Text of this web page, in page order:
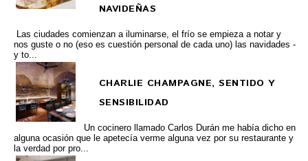
NAVIDEÑAS
Las ciudades comienzan a iluminarse, el frío se empieza a notar y
nos guste o no (eso es cuestión personal de cada uno) las navidades -
y to...
CHARLIE CHAMPAGNE, SENTIDO Y
SENSIBILIDAD
Un cocinero llamado Carlos Durán me había dicho en
alguna ocasión que le apetecía verme alguna vez por su restaurante y
la verdad por pro...